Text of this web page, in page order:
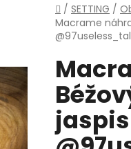
Domů
/ SETTING /
Macrame